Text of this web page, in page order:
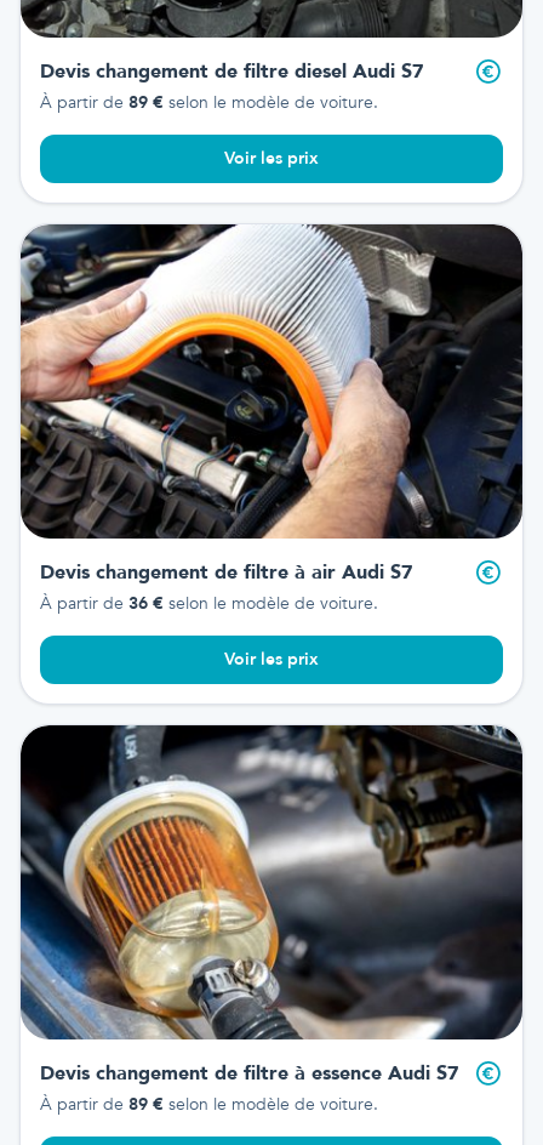
Devis changement de filtre diesel Audi S7
À partir de 89 € selon le modèle de voiture.
Voir les prix
Devis changement de filtre à air Audi S7
À partir de 36 € selon le modèle de voiture.
Voir les prix
Devis changement de filtre à essence Audi S7
À partir de 89 € selon le modèle de voiture.